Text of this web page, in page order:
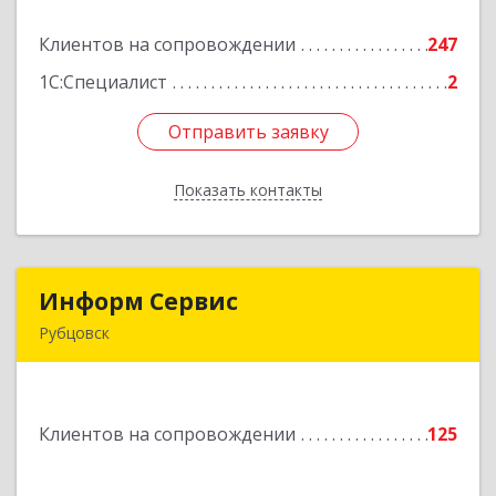
Клиентов на сопровождении
247
1С:Специалист
2
Отправить заявку
Показать контакты
Подробнее
Отправить заявку
Назад
Информ Сервис
Рубцовск
Клиентов на сопровождении 125
Подробнее